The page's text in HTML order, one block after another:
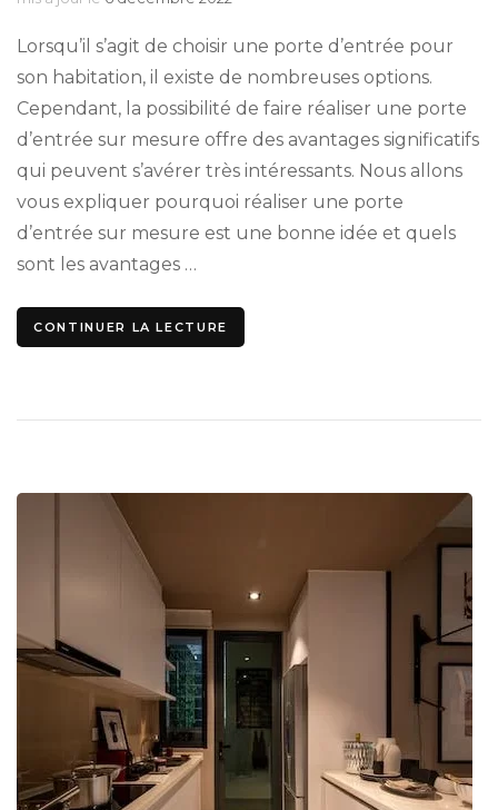
Lorsqu’il s’agit de choisir une porte d’entrée pour
son habitation, il existe de nombreuses options.
Cependant, la possibilité de faire réaliser une porte
d’entrée sur mesure offre des avantages significatifs
qui peuvent s’avérer très intéressants. Nous allons
vous expliquer pourquoi réaliser une porte
d’entrée sur mesure est une bonne idée et quels
sont les avantages …
CONTINUER LA LECTURE